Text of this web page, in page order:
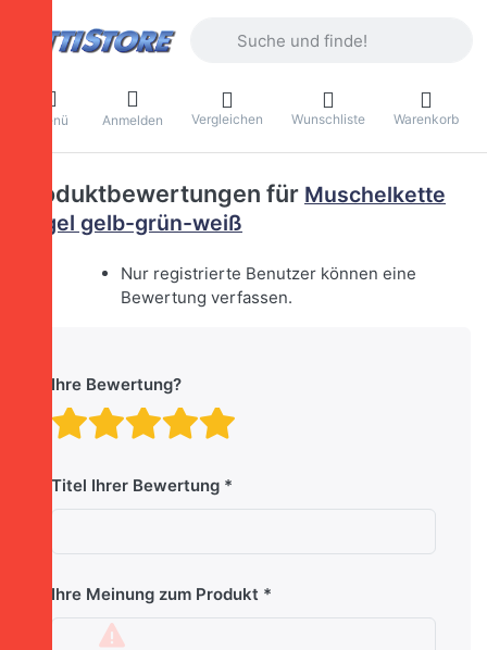
Menü Anmelden Vergleichen Wunschliste Warenkorb
Produktbewertungen für Muschelkette
Vögel gelb-grün-weiß
Nur registrierte Benutzer können eine
Bewertung verfassen.
Ihre Bewertung?
Bewertung: 4 von
Bewertung: 3 von 5
Bewertung: 2 von 5
Bewertung: 1 von 5
Titel Ihrer Bewertung
Ihre Meinung zum Produkt